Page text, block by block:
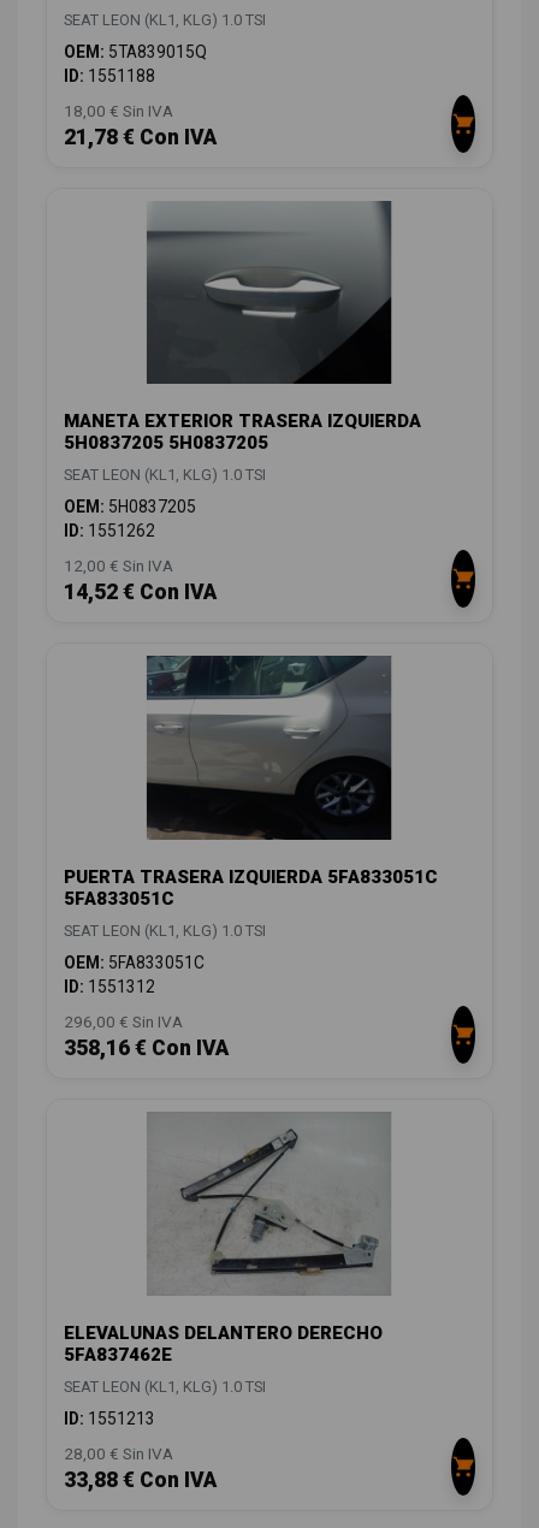
SEAT LEON (KL1, KLG) 1.0 TSI
OEM: 5TA839015Q
ID: 1551188
18,00 € Sin IVA
21,78 € Con IVA
MANETA EXTERIOR TRASERA IZQUIERDA
5H0837205 5H0837205
SEAT LEON (KL1, KLG) 1.0 TSI
OEM: 5H0837205
ID: 1551262
12,00 € Sin IVA
14,52 € Con IVA
PUERTA TRASERA IZQUIERDA 5FA833051C
5FA833051C
SEAT LEON (KL1, KLG) 1.0 TSI
OEM: 5FA833051C
ID: 1551312
296,00 € Sin IVA
358,16 € Con IVA
ELEVALUNAS DELANTERO DERECHO
5FA837462E
SEAT LEON (KL1, KLG) 1.0 TSI
ID: 1551213
28,00 € Sin IVA
33,88 € Con IVA